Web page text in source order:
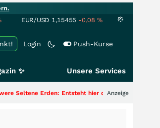
EUR/USD 1,15455 -0,08 %
Login Push-Kurse
✨ Unsere Services
Erden: Entsteht hier die nächste Milliardenstory?
Anzeige